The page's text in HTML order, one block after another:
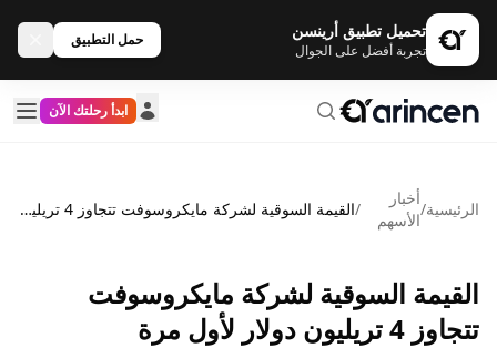
تحميل تطبيق أرينسن
تجربة أفضل على الجوال
حمل التطبيق
ابدأ رحلتك الآن
الرئيسية/
أخبار
الأسهم
/ القيمة السوقية لشركة مايكروسوفت تتجاوز 4 تريليون دولار لأول مرة
القيمة السوقية لشركة مايكروسوفت
تتجاوز 4 تريليون دولار لأول مرة